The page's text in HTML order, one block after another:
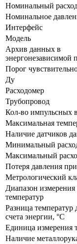
Номинальный
Номинальное
Интерфейс
Модель
Архив данных в
энергонезависимой
Порог
Ду
Расходомер
Трубопровод
Кол-во импульсных
Максимальная
Наличие датчиков
Минимальный
Максимальный
Потеря давления
Метрологический
Диапазон измерения
температур
Разница температур
счета энергии, °C
Единица измерения
Наличие